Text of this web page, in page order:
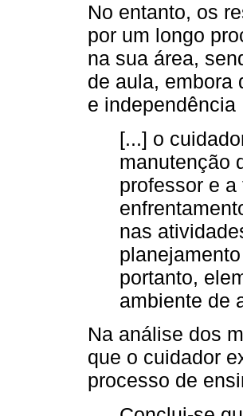
No entanto, os
por um longo
na sua área,
de aula, embora
e independência
[...] o
manutenção
professor e
nas
portanto,
ambiente de
Na análise dos
que o cuidador
processo de